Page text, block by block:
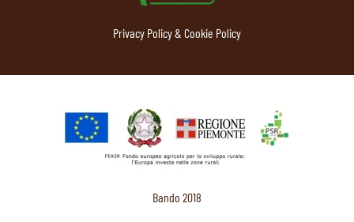
Privacy Policy & Cookie Policy
Bando 2018